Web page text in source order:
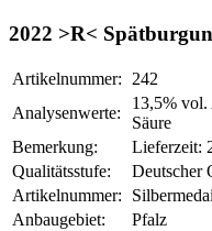
2022 >R<
Artikelnummer: 242
Analysenwerte:
13,5%
Säure
Bemerkung:
Lieferzeit:
Qualitätsstufe:
Deutscher
Artikelnummer:
Anbaugebiet:
Pfalz